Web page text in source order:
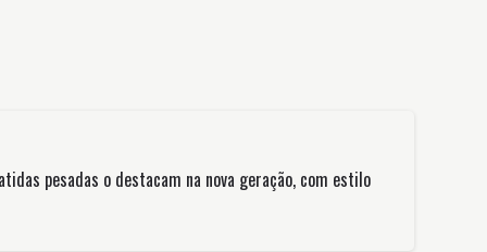
pesadas o destacam na nova geração, com estilo